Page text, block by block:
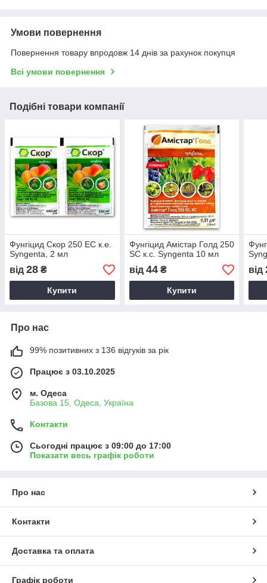
Умови повернення
Повернення товару впродовж 14 днів за рахунок покупця
Всі умови повернення
Подібні товари компанії
Фунгіцид Скор 250 ЕС к.е.
Syngenta, 2 мл
від 28 ₴
Купити
Фунгіцид Амістар Голд 250
SC к.с. Syngenta 10 мл
від 44₴
Купити
від
Про нас
99% позитивних з 136 відгуків за рік
Працює з 03.10.2025
м. Одеса
Базова 15, Одеса, Україна
Контакти
Сьогодні працює з 09:00 до 17:00
Показати весь графік роботи
Про нас
Контакти
Доставка та оплата
Графік роботи